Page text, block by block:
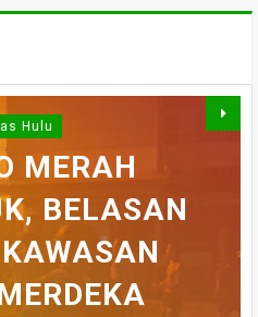
SEI AJUNG
SAAT
DITEMUKAN
Hulu
MERAH
BELASAN
KORAMIL
PAKAIAN
LUDES
H
TEWAS
'DIHAKIMI'